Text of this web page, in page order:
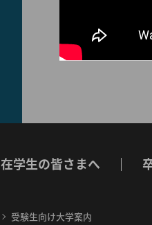
在学生の皆さまへ
受験生向け大学案内